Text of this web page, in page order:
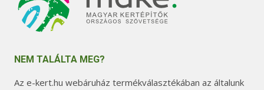
NEM TALÁLTA MEG?
Az e-kert.hu webáruház termékválasztékában az általunk